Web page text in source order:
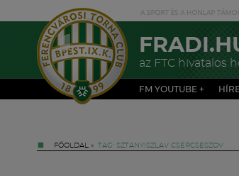
az FTC hivatalos
FM YOUTUBE +
FŐOLDAL » TAG: SZTANYISZLAV CSERCSESZOV